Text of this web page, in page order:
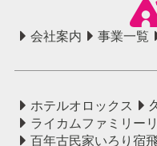
会社案内 事業一覧
ホテルオロックス
ライカムファミリー
百年古民家いろり宿